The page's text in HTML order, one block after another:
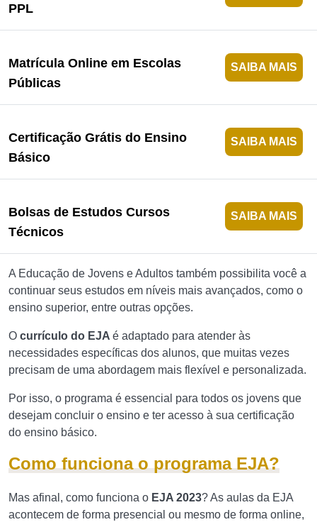
PPL
Matrícula Online em Escolas
Públicas
SAIBA MAIS
Certificação Grátis do Ensino
Básico
SAIBA MAIS
Bolsas de Estudos Cursos
Técnicos
SAIBA MAIS
A Educação de Jovens e Adultos também possibilita você a
continuar seus estudos em níveis mais avançados, como o
ensino superior, entre outras opções.
O currículo do EJA é adaptado para atender às
necessidades específicas dos alunos, que muitas vezes
precisam de uma abordagem mais flexível e personalizada.
Por isso, o programa é essencial para todos os jovens que
desejam concluir o ensino e ter acesso à sua certificação
do ensino básico.
Como funciona o programa EJA?
Mas afinal, como funciona o EJA 2023? As aulas da EJA
acontecem de forma presencial ou mesmo de forma online,